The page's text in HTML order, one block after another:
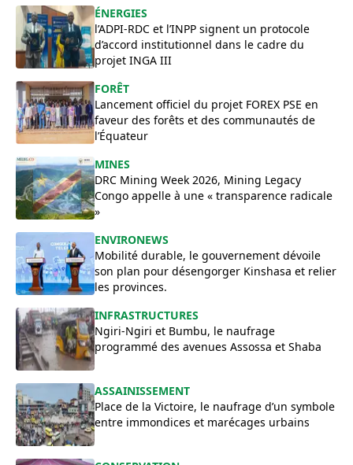
ÉNERGIES
l’ADPI-RDC et l’INPP signent un protocole
d’accord institutionnel dans le cadre du
projet INGA III
FORÊT
Lancement officiel du projet FOREX PSE en
faveur des forêts et des communautés de
l’Équateur
MINES
DRC Mining Week 2026, Mining Legacy
Congo appelle à une « transparence radicale
»
ENVIRONEWS
Mobilité durable, le gouvernement dévoile
son plan pour désengorger Kinshasa et relier
les provinces.
INFRASTRUCTURES
Ngiri-Ngiri et Bumbu, le naufrage
programmé des avenues Assossa et Shaba
ASSAINISSEMENT
Place de la Victoire, le naufrage d’un symbole
entre immondices et marécages urbains